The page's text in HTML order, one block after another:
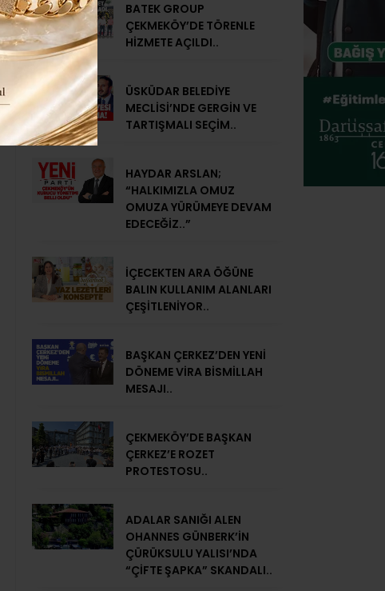
BATEK GROUP
ÇEKMEKÖY’DE TÖRENLE
HİZMETE AÇILDI..
ÜSKÜDAR BELEDİYE
MECLİSİ’NDE GERGİN VE
TARTIŞMALI SEÇİM..
HAYDAR ARSLAN;
“HALKIMIZLA OMUZ
OMUZA YÜRÜMEYE DEVAM
EDECEĞİZ..”
İÇECEKTEN ARA ÖĞÜNE
BALIN KULLANIM ALANLARI
ÇEŞİTLENİYOR..
BAŞKAN ÇERKEZ’DEN YENİ
DÖNEME VİRA BİSMİLLAH
MESAJI..
ÇEKMEKÖY’DE BAŞKAN
ÇERKEZ’E ROZET
PROTESTOSU..
ADALAR SANIĞI ALEN
OHANNES GÜNBERK’İN
ÇÜRÜKSULU YALISI’NDA
“ÇİFTE ŞAPKA” SKANDALI..